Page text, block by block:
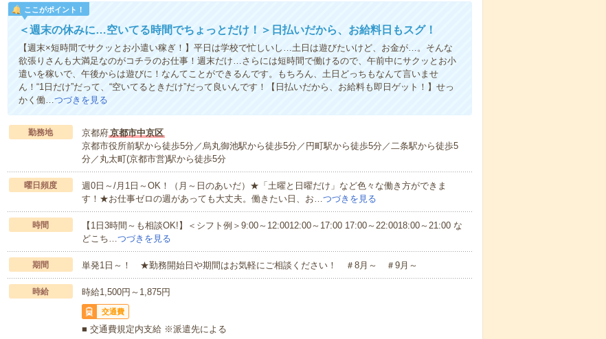
ここがポイント！
＜週末の休みに…空いてる時間でちょっとだけ！＞日払いだから、お給料日もスグ！
【週末×短時間でサクッとお小遣い稼ぎ！】平日は学校で忙しいし…土日は遊びたいけど、お金が…。そんな
欲張りさんも大満足なのがコチラのお仕事！週末だけ…さらには短時間で働けるので、午前中にサクッとお小
遣いを稼いで、午後からは遊びに！なんてことができるんです。もちろん、土日どっちもなんて言いませ
ん！“1日だけ”だって、“空いてるときだけ”だって良いんです！【日払いだから、お給料も即日ゲット！】せっ
かく働…つづきを見る
勤務地 京都府京都市中京区
京都市役所前駅から徒歩5分／烏丸御池駅から徒歩5分／円町駅から徒歩5分／二条駅から徒歩5
分／丸太町(京都市営)駅から徒歩5分
曜日頻度
週0日～/月1日～OK！（月～日のあいだ）★「土曜と日曜だけ」など色々な働き方ができま
す！★お仕事ゼロの週があっても大丈夫。働きたい日、お…つづきを見る
時間
【1日3時間～も相談OK!】＜シフト例＞9:00～12:0012:00～17:00 17:00～22:0018:00～21:00 な
どこち…つづきを見る
期間 単発1日～！ ★勤務開始日や期間はお気軽にご相談ください！ ＃8月～ ＃9月～
時給 時給1,500円～1,875円
交通費
■ 交通費規定内支給 ※派遣先による